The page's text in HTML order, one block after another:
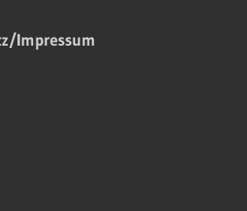
Impressum